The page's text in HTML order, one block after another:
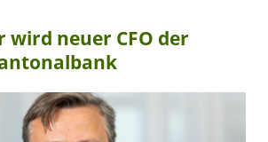
wird neuer CFO der